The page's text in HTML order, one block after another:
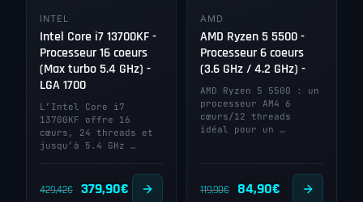
INTEL
Intel Core i7 13700KF -
Processeur 16 coeurs
(Max turbo 5.4 GHz) -
LGA 1700
L’Intel Core i7
13700KF offre 16
cœurs, 24 threads et
jusqu’à 5.4 GHz …
429,42€
Le
379,90€
AMD
AMD Ryzen 5 5500 -
Processeur 6 coeurs
(3.6 GHz / 4.2 GHz) -
AMD Ryzen 5 5500 : un
processeur AM4 6
cœurs/12 threads
idéal pour un …
119,90€
Le
84,90€